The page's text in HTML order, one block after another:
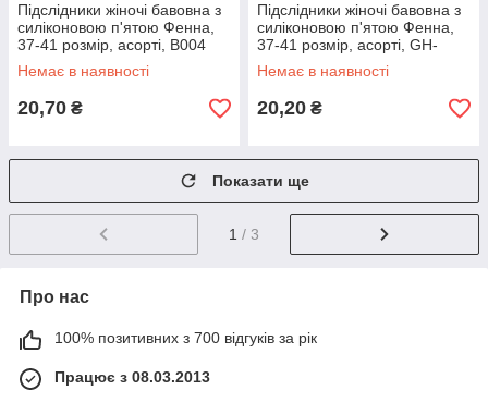
Підслідники жіночі бавовна з
силіконовою п'ятою Фенна,
37-41 розмір, асорті, В004
Немає в наявності
20,70 ₴
Підслідники жіночі бавовна з
силіконовою п'ятою Фенна,
37-41 розмір, асорті, GH-
В006
Немає в наявності
20,20 ₴
Показати ще
1 / 3
Про нас
100% позитивних з 700 відгуків за рік
Працює з 08.03.2013